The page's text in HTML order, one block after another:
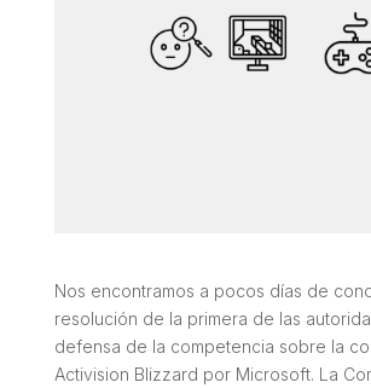
Nos encontramos a pocos días de
resolución de la primera de las
defensa de la competencia sobre la
Activision Blizzard por Microsoft. La